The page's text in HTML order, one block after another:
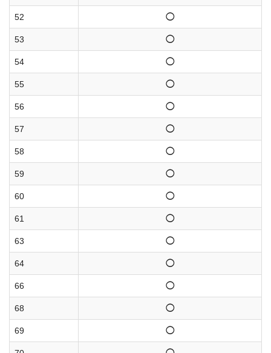
52 ◯
53 ◯
54 ◯
55 ◯
56 ◯
57 ◯
58 ◯
59 ◯
60 ◯
61 ◯
63 ◯
64 ◯
66 ◯
68 ◯
69 ◯